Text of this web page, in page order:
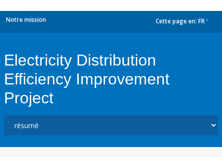
Notre mission Cette page en: FR
Electricity Distribution
Efficiency Improvement
Project